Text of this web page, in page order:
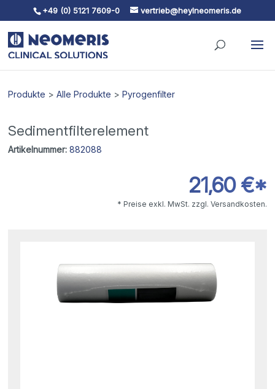
Skip To Content
+49 (0) 5121 7609-0 vertrieb@heylneomeris.de
Produkte >Alle Produkte >Pyrogenfilter
Sedimentfilterelement
Artikelnummer: 882088
21,60 €*
* Preise exkl. MwSt. zzgl. Versandkosten.